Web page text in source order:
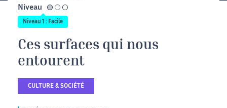
Niveau
facile
Niveau 1 : Facile
Ces surfaces qui nous
entourent
CULTURE & SOCIÉTÉ